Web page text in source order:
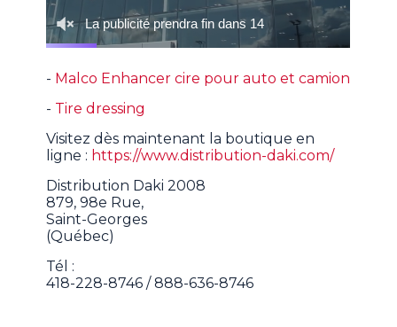
- Malco Enhancer cire pour auto et camion
- Tire dressing
Visitez dès maintenant la boutique en
ligne : https://www.distribution-daki.com/
Distribution Daki 2008
879, 98e Rue,
Saint-Georges
(Québec)
Tél :
418-228-8746 / 888-636-8746